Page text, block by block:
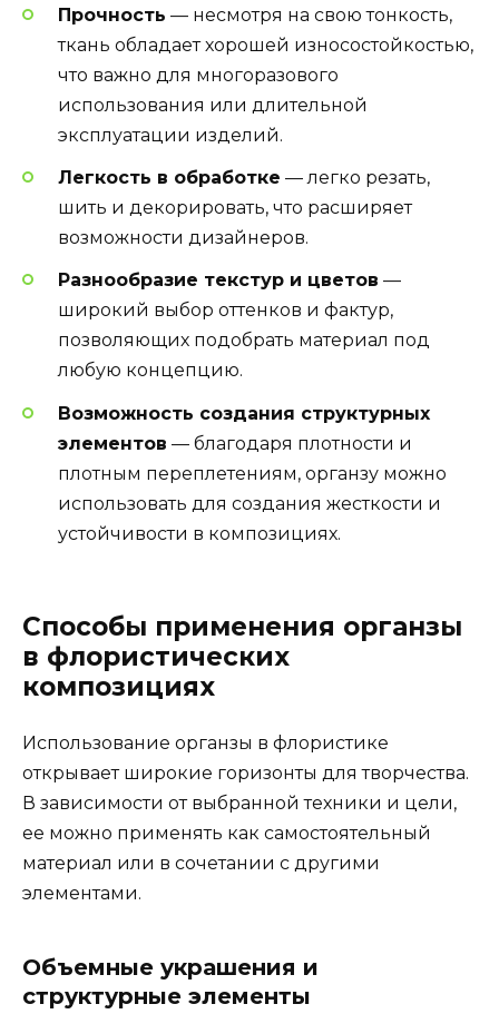
Прочность — несмотря на свою тонкость,
ткань обладает хорошей износостойкостью,
что важно для многоразового
использования или длительной
эксплуатации изделий.
Легкость в обработке — легко резать,
шить и декорировать, что расширяет
возможности дизайнеров.
Разнообразие текстур и цветов —
широкий выбор оттенков и фактур,
позволяющих подобрать материал под
любую концепцию.
Возможность создания структурных
элементов — благодаря плотности и
плотным переплетениям, органзу можно
использовать для создания жесткости и
устойчивости в композициях.
Способы применения органзы
в флористических
композициях
Использование органзы в флористике
открывает широкие горизонты для творчества.
В зависимости от выбранной техники и цели,
ее можно применять как самостоятельный
материал или в сочетании с другими
элементами.
Объемные украшения и
структурные элементы